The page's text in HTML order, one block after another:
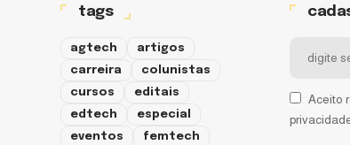
tags
agtech
artigos
carreira
colunistas
cursos
editais
edtech
especial
eventos
femtech
Aceito